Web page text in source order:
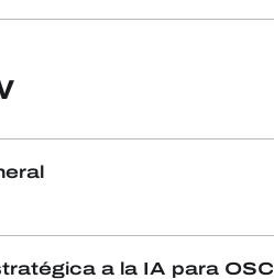
a la IA para OSC